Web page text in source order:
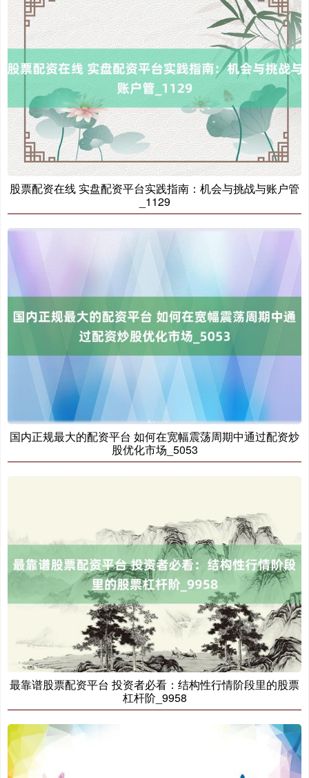
股票配资在线 实盘配资平台实践指南：机会与挑战与账户管
_1129
国内正规最大的配资平台 如何在宽幅震荡周期中通过配资炒
股优化市场_5053
最靠谱股票配资平台 投资者必看：结构性行情阶段里的股票
杠杆阶_9958